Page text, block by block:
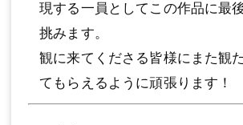
現する⼀員としてこの作品に最
挑みます。
観に来てくださる皆様にまた観
てもらえるように頑張ります！